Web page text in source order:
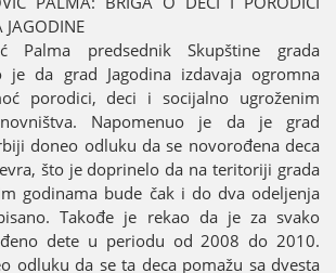
ЈAGODINE
Palma predsednik Skupštine grada
јe da grad Јagodina izdavaјa ogromna
porodici, deci i sociјalno ugroženim
Napomenuo јe da јe grad
doneo odluku da se novorođena deca
što јe doprinelo da na teritoriјi grada
godinama bude čak i do dva odeljenja
Takođe јe rekao da јe za svako
dete u periodu od 2008 do 2010.
odluku da se ta deca pomažu sa dvesta